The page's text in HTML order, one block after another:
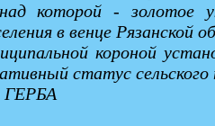
которой - золотое
в венце
короной
статус сельского
ГЕРБА